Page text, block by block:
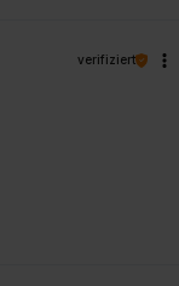
verifiziert